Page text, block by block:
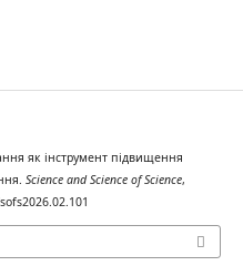
як інструмент підвищення
Science and Science of Science,